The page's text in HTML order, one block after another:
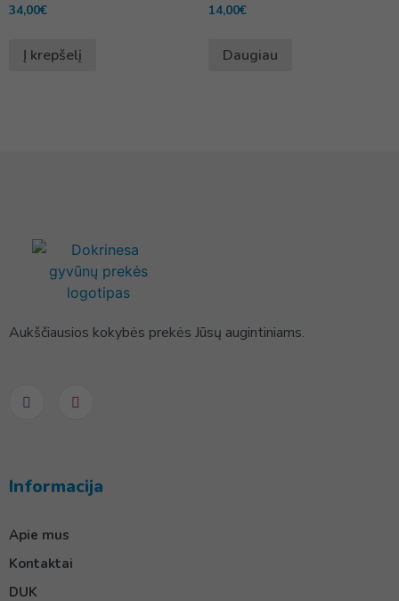
34,00€
Į krepšelį
14,00€
Daugiau
Aukščiausios kokybės prekės Jūsų augintiniams.
Informacija
Apie mus
Kontaktai
DUK